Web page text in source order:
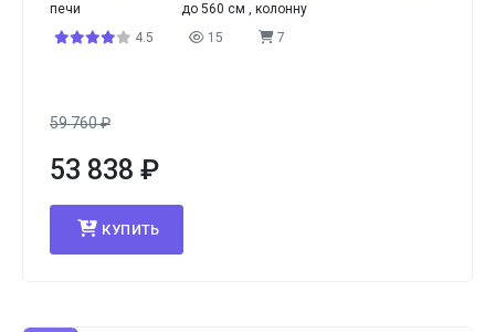
печи
до 560 см , колонну
4.5
15 7
59 760₽
53 838 ₽
КУПИТЬ